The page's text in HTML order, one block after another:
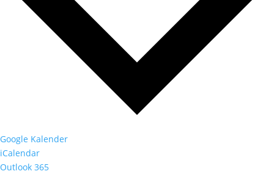
Google Kalender
iCalendar
Outlook 365